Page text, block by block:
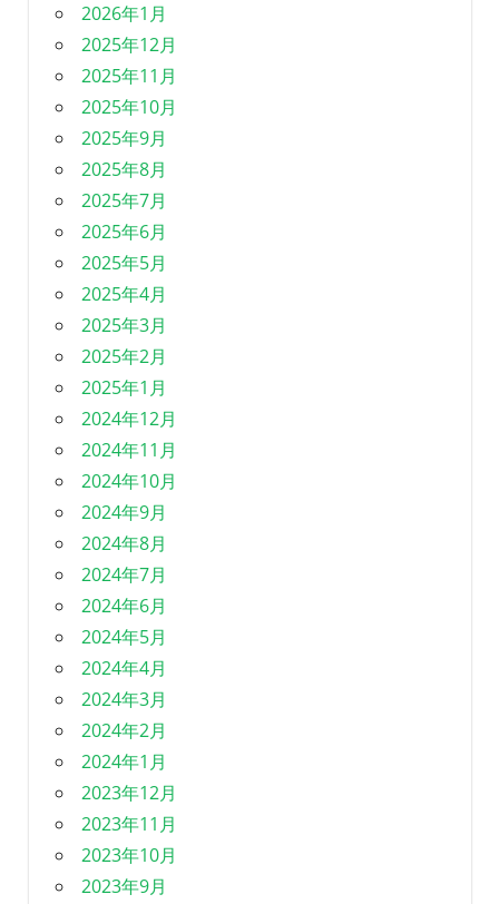
2026年1月
2025年12月
2025年11月
2025年10月
2025年9月
2025年8月
2025年7月
2025年6月
2025年5月
2025年4月
2025年3月
2025年2月
2025年1月
2024年12月
2024年11月
2024年10月
2024年9月
2024年8月
2024年7月
2024年6月
2024年5月
2024年4月
2024年3月
2024年2月
2024年1月
2023年12月
2023年11月
2023年10月
2023年9月